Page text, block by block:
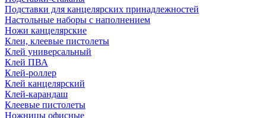
Подставки для канцелярских принадлежностей
Настольные наборы с наполнением
Ножи канцелярские
Клеи, клеевые пистолеты
Клей универсальный
Клей ПВА
Клей-роллер
Клей канцелярский
Клей-карандаш
Клеевые пистолеты
Ножницы офисные